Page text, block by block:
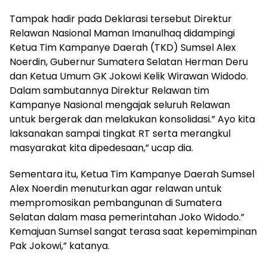
Tampak hadir pada Deklarasi tersebut Direktur
Relawan Nasional Maman Imanulhaq didampingi
Ketua Tim Kampanye Daerah (TKD) Sumsel Alex
Noerdin, Gubernur Sumatera Selatan Herman Deru
dan Ketua Umum GK Jokowi Kelik Wirawan Widodo.
Dalam sambutannya Direktur Relawan tim
Kampanye Nasional mengajak seluruh Relawan
untuk bergerak dan melakukan konsolidasi.” Ayo kita
laksanakan sampai tingkat RT serta merangkul
masyarakat kita dipedesaan,” ucap dia.
Sementara itu, Ketua Tim Kampanye Daerah Sumsel
Alex Noerdin menuturkan agar relawan untuk
mempromosikan pembangunan di Sumatera
Selatan dalam masa pemerintahan Joko Widodo.”
Kemajuan Sumsel sangat terasa saat kepemimpinan
Pak Jokowi,” katanya.